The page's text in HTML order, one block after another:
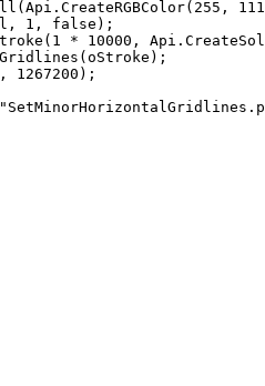
1, false);
* 10000,
1267200);